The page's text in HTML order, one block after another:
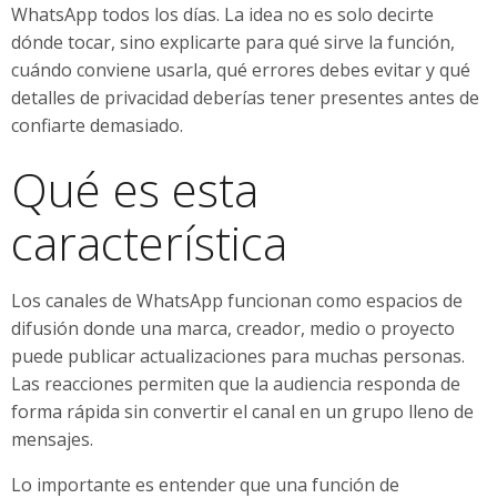
WhatsApp todos los días. La idea no es solo decirte
dónde tocar, sino explicarte para qué sirve la función,
cuándo conviene usarla, qué errores debes evitar y qué
detalles de privacidad deberías tener presentes antes de
confiarte demasiado.
Qué es esta
característica
Los canales de WhatsApp funcionan como espacios de
difusión donde una marca, creador, medio o proyecto
puede publicar actualizaciones para muchas personas.
Las reacciones permiten que la audiencia responda de
forma rápida sin convertir el canal en un grupo lleno de
mensajes.
Lo importante es entender que una función de